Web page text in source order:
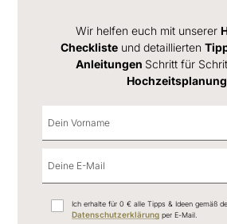
Wir helfen euch mit unserer
Checkliste und detaillierten
Anleitungen Schritt für
Hochzeitsplanung
Ich erhalte für 0 € alle Tipps & Ideen gemäß
Datenschutzerklärung per E-Mail.